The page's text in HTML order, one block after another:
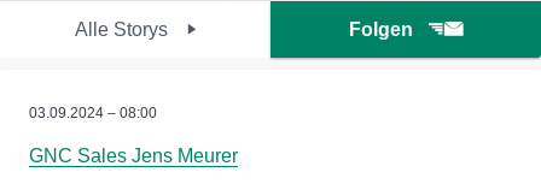
Alle Storys Folgen
03.09.2024 – 08:00
GNC Sales Jens Meurer